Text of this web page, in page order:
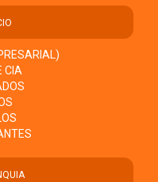
CIA